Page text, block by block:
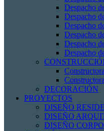
Despacho
Despacho
Despacho
Despacho
Despacho
Despacho
DECORACIÓN
PROYECTOS
DISEÑO
DISEÑO
DISEÑO